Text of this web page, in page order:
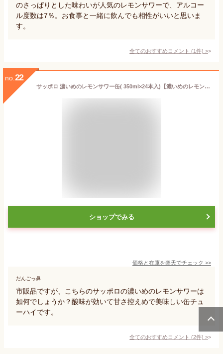
のさっぱりとした味わいが人気のレモンサワーで、アルコー
ル度数は7％。お食事と一緒に飲んでも相性がいいと思いま
す。
全てのおすすめコメント (1件) >
no. 22
サッポロ 濃いめのレモンサワー缶( 350ml×24本入)【濃いめのレモンサワー】[チューハイ レモンサワー 缶チューハイ]
ショップでみる
価格と在庫を楽天でチェック >>
だんごっ鼻
市販品ですが、こちらのサッポロの濃いめのレモンサワーは
如何でしょうか？酸味が効いて甘さ控えめで美味しい缶チュ
ーハイです。
全てのおすすめコメント (2件) >